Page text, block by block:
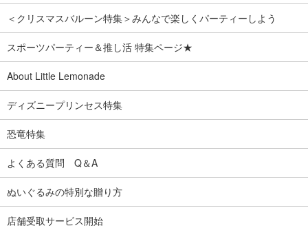
＜クリスマスバルーン特集＞みんなで楽しくパーティーしよう
スポーツパーティー＆推し活 特集ページ★
About Little Lemonade
ディズニープリンセス特集
恐竜特集
よくある質問 Q＆A
ぬいぐるみの特別な贈り方
店舗受取サービス開始